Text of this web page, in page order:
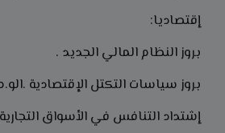
إقتصاديا:
بروز النظام المالي الجديد .
بروز سياسات التكتل الإقتصادية
إشتداد التنافس في الأسواق